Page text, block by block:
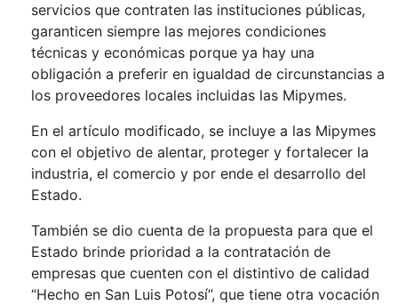
servicios que contraten las instituciones públicas,
garanticen siempre las mejores condiciones
técnicas y económicas porque ya hay una
obligación a preferir en igualdad de circunstancias a
los proveedores locales incluidas las Mipymes.
En el artículo modificado, se incluye a las Mipymes
con el objetivo de alentar, proteger y fortalecer la
industria, el comercio y por ende el desarrollo del
Estado.
También se dio cuenta de la propuesta para que el
Estado brinde prioridad a la contratación de
empresas que cuenten con el distintivo de calidad
“Hecho en San Luis Potosí”, que tiene otra vocación